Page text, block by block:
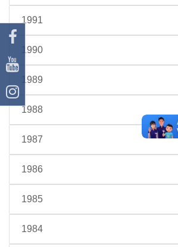
1991
1990
1989
1988
1987
1986
1985
1984